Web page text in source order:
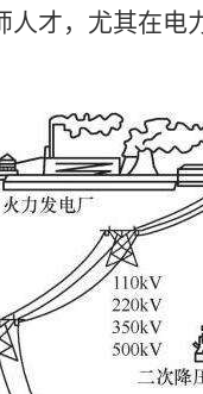
人才，尤其在